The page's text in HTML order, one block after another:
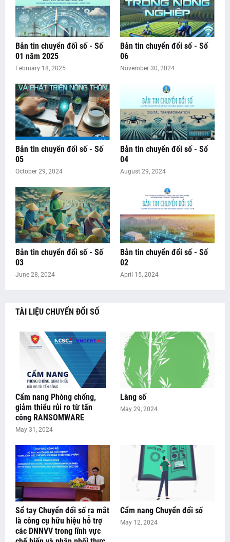
Bản tin chuyển đối số - Số
01 năm 2025
February 18, 2025
Bản tin chuyển đổi số - Số
06
November 30, 2024
Bản tin chuyển đổi số - Số
05
October 29, 2024
Bản tin chuyển đổi số - Số
04
August 29, 2024
Bản tin chuyển đổi số - Số
03
June 28, 2024
Bản tin chuyển đổi số - Số
02
April 15, 2024
TÀI LIỆU CHUYỂN ĐỔI SỐ
Cẩm nang Phòng chống,
giảm thiểu rủi ro từ tấn
công RANSOMWARE
May 31, 2024
Làng số
May 29, 2024
Sổ tay Chuyển đổi số ra mắt
là công cụ hữu hiệu hỗ trợ
các DNNVV trong lĩnh vực
Cẩm nang Chuyển đổi số
May 12, 2024